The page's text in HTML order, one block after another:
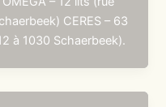
CERES – 63
à 1030 Schaerbeek).